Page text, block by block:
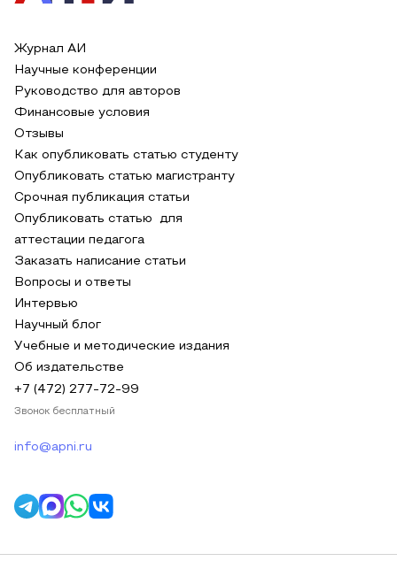
Журнал АИ
Научные конференции
Руководство для авторов
Финансовые условия
Отзывы
Как опубликовать статью студенту
Опубликовать статью магистранту
Срочная публикация статьи
Опубликовать статью для
аттестации педагога
Заказать написание статьи
Вопросы и ответы
Интервью
Научный блог
Учебные и методические издания
Об издательстве
+7 (472) 277-72-99
Звонок бесплатный
info@apni.ru